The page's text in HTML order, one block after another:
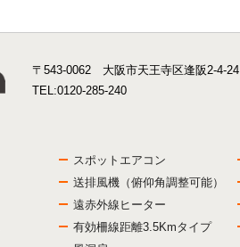
〒543-0062 大阪市天王寺区逢阪2-4-24
TEL:0120-285-240
スポットエアコン
送排風機（俯仰角調整可能）
遠赤外線ヒーター
有効柵線距離3.5Kmタイプ